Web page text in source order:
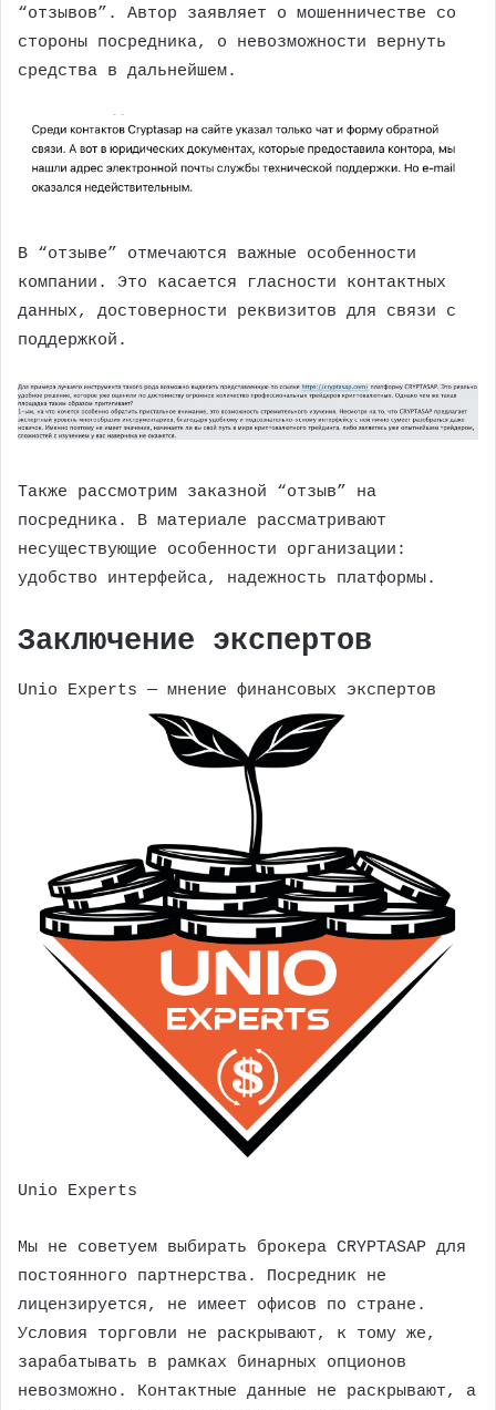
“отзывов”. Автор заявляет о мошенничестве со
стороны посредника, о невозможности вернуть
средства в дальнейшем.
В “отзыве” отмечаются важные особенности
компании. Это касается гласности контактных
данных, достоверности реквизитов для связи с
поддержкой.
Также рассмотрим заказной “отзыв” на
посредника. В материале рассматривают
несуществующие особенности организации:
удобство интерфейса, надежность платформы.
Заключение экспертов
Unio Experts — мнение финансовых экспертов
Unio Experts
Мы не советуем выбирать брокера CRYPTASAP для
постоянного партнерства. Посредник не
лицензируется, не имеет офисов по стране.
Условия торговли не раскрывают, к тому же,
зарабатывать в рамках бинарных опционов
невозможно. Контактные данные не раскрывают, а